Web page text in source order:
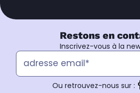
Restons en
Inscrivez-vous à la
Ou retrouvez-nous sur :